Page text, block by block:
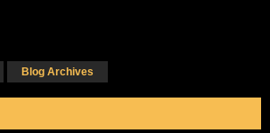
Blog Archives